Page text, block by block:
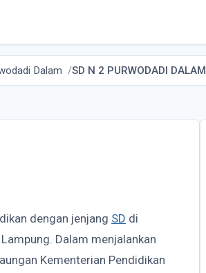
Dalam SD N 2 PURWODADI DALAM
dengan jenjang SD di
Dalam menjalankan
Kementerian Pendidikan